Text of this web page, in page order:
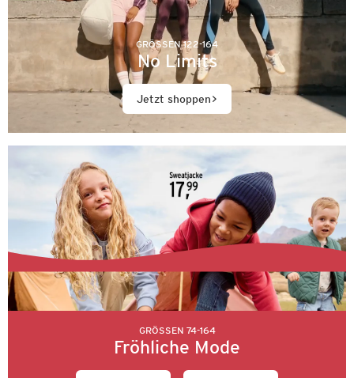
GRÖSSEN 122-164
No Limits
Jetzt shoppen
GRÖSSEN 74-164
Fröhliche Mode